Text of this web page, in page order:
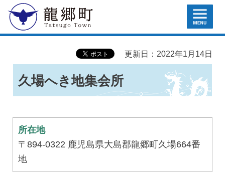
龍郷町 MENU
更新日：2022年1月14日
久場へき地集会所
所在地
〒894-0322 鹿児島県大島郡龍郷町久場664番
地